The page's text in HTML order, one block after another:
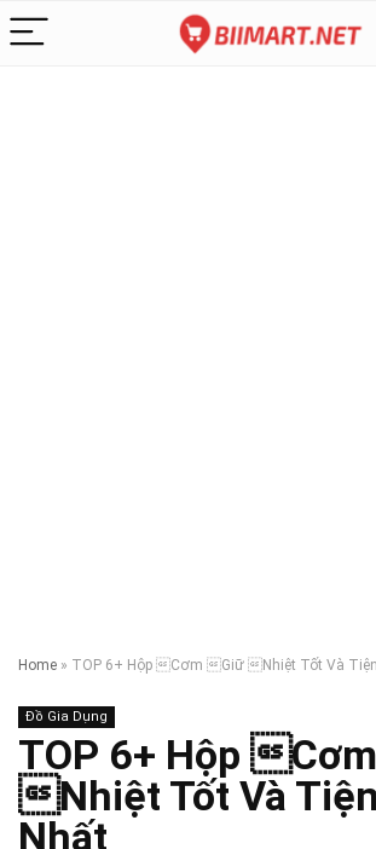
Home » TOP 6+ Hộp Cơm Giữ Nhiệt Tốt Và
Đồ Gia Dụng
TOP 6+ Hộp
Nhiệt Tốt Và
Nhất